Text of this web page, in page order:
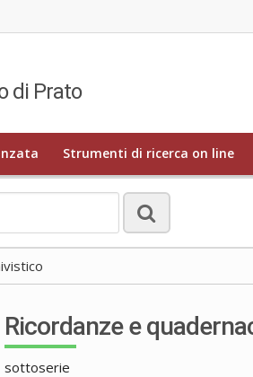
di Prato
Strumenti di ricerca on line
Ricordanze e
sottoserie